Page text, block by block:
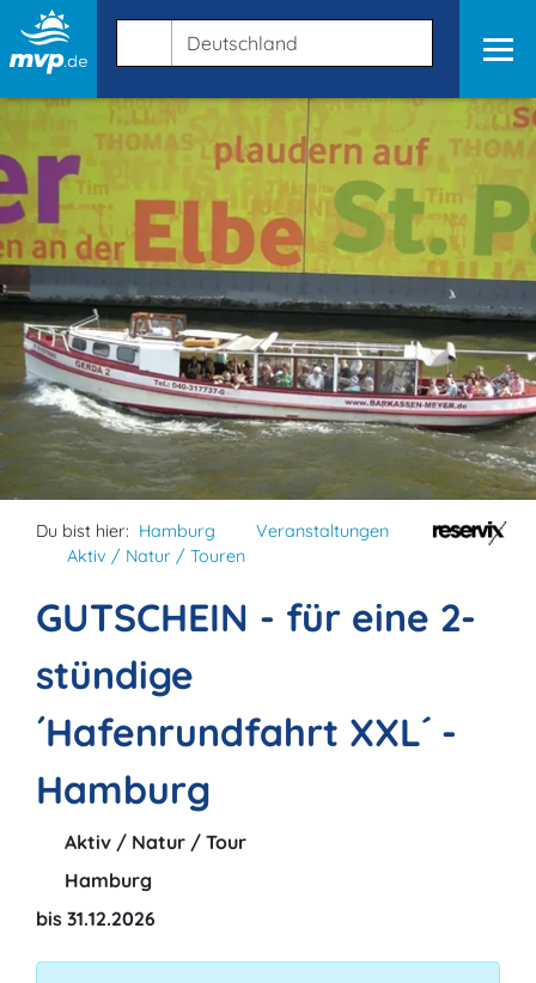
Du bist hier: Hamburg
Veranstaltungen
Aktiv / Natur / Touren
GUTSCHEIN - für eine 2-
stündige
´Hafenrundfahrt XXL´ -
Hamburg
Aktiv / Natur / Tour
Hamburg
bis 31.12.2026